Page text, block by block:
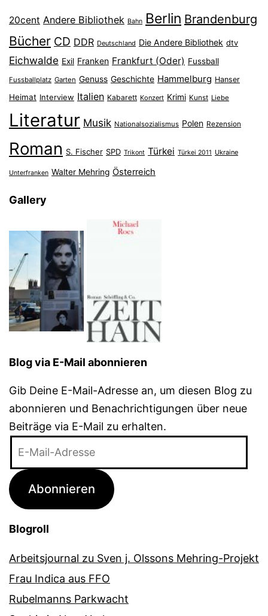
20cent Andere Bibliothek Bahn Berlin Brandenburg
Bücher CD DDR Deutschland Die Andere Bibliothek dtv
Eichwalde Exil Franken Frankfurt (Oder) Fussball
Fussballplatz Garten Genuss Geschichte Hammelburg Hanser
Heimat Interview Italien Kabarett Konzert Krimi Kunst Liebe
Literatur Musik Nationalsozialismus Polen Rezension
Roman S. Fischer SPD Trikont Türkei Türkei 2011 Ukraine
Unterfranken Walter Mehring Österreich
Gallery
Blog via E-Mail abonnieren
Gib Deine E-Mail-Adresse an, um diesen Blog zu
abonnieren und Benachrichtigungen über neue
Beiträge via E-Mail zu erhalten.
Adresse
Abonnieren
Blogroll
Arbeitsjournal zu Sven j. Olssons Mehring-Projekt
Frau Indica aus FFO
Rubelmanns Parkwacht